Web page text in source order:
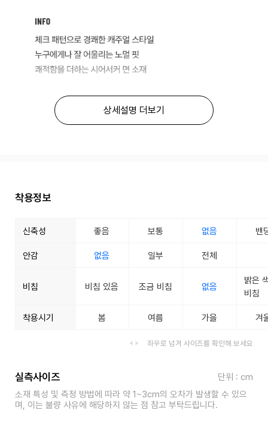
상세설명 더보기
착용정보
신축성 좋음 보통 없음 밴
안감 없음 일부 전체
비침 비침 있음 조금 비침 없음
밝은
비침
착용시기 봄 여름 가을 겨
좌우로 넘겨 사이즈를 확인해 보세요
실측사이즈
단위 : cm
소재 특성 및 측정 방법에 따라 약 1~3cm의 오차가 발생할 수 있으
며, 이는 불량 사유에 해당하지 않는 점 참고 부탁드립니다.